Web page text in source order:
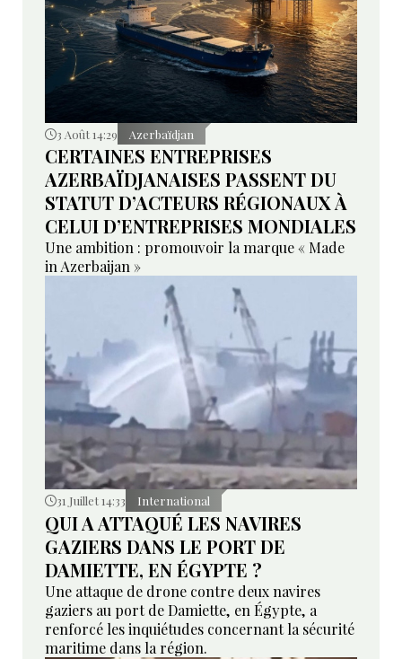
3 Août 14:29 Azerbaïdjan
CERTAINES ENTREPRISES
AZERBAÏDJANAISES PASSENT DU
STATUT D’ACTEURS RÉGIONAUX À
CELUI D’ENTREPRISES MONDIALES
Une ambition : promouvoir la marque « Made
in Azerbaijan »
31 Juillet 14:33 International
QUI A ATTAQUÉ LES NAVIRES
GAZIERS DANS LE PORT DE
DAMIETTE, EN ÉGYPTE ?
Une attaque de drone contre deux navires
gaziers au port de Damiette, en Égypte, a
renforcé les inquiétudes concernant la sécurité
maritime dans la région.